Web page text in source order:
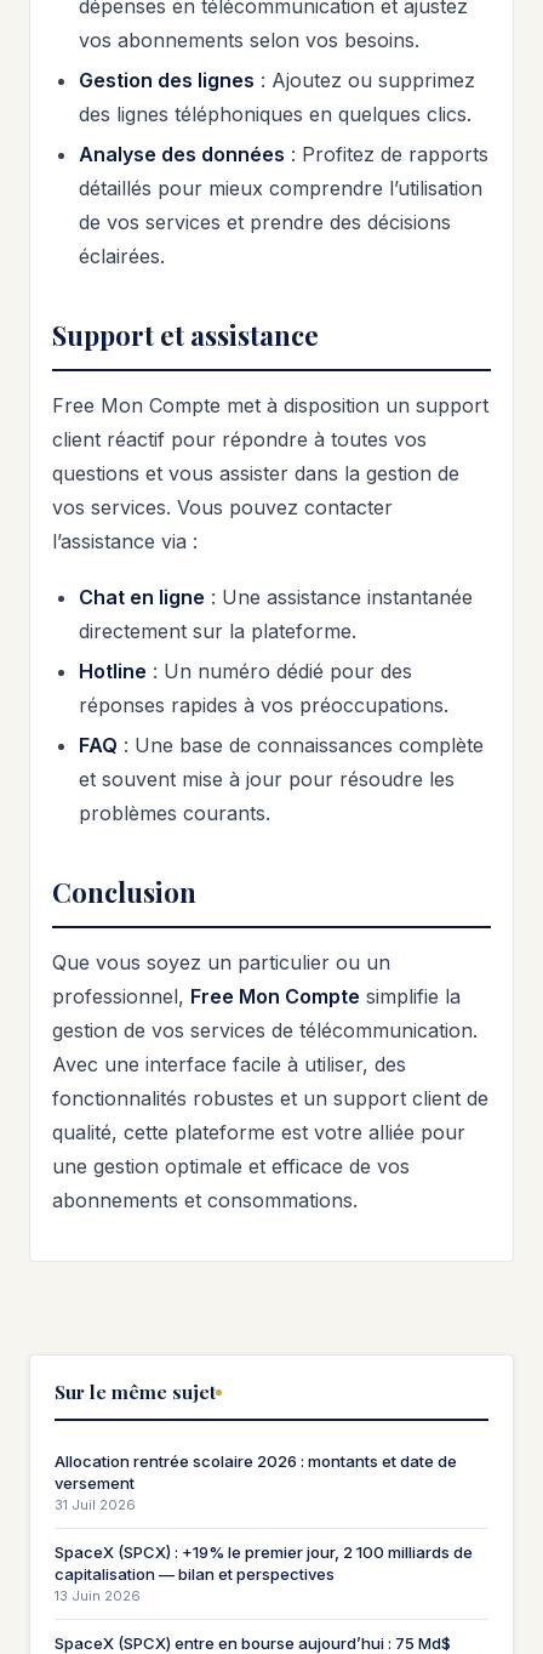
dépenses en télécommunication et ajustez
vos abonnements selon vos besoins.
Gestion des lignes : Ajoutez ou supprimez
des lignes téléphoniques en quelques clics.
Analyse des données : Profitez de rapports
détaillés pour mieux comprendre l’utilisation
de vos services et prendre des décisions
éclairées.
Support et assistance
Free Mon Compte met à disposition un support
client réactif pour répondre à toutes vos
questions et vous assister dans la gestion de
vos services. Vous pouvez contacter
l’assistance via :
Chat en ligne : Une assistance instantanée
directement sur la plateforme.
Hotline : Un numéro dédié pour des
réponses rapides à vos préoccupations.
FAQ : Une base de connaissances complète
et souvent mise à jour pour résoudre les
problèmes courants.
Conclusion
Que vous soyez un particulier ou un
professionnel, Free Mon Compte simplifie la
gestion de vos services de télécommunication.
Avec une interface facile à utiliser, des
fonctionnalités robustes et un support client de
qualité, cette plateforme est votre alliée pour
une gestion optimale et efficace de vos
abonnements et consommations.
Sur le même sujet
Allocation rentrée scolaire 2026 : montants et date de
versement
31 Juil 2026
SpaceX (SPCX) : +19% le premier jour, 2 100 milliards de
capitalisation — bilan et perspectives
13 Juin 2026
SpaceX (SPCX) entre en bourse aujourd’hui : 75 Md$